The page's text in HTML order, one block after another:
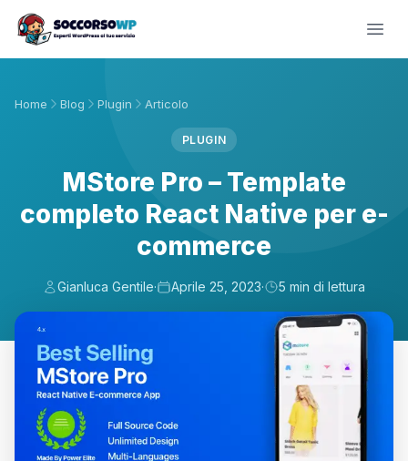
Home Blog Plugin Articolo
PLUGIN
MStore Pro – Template
completo React Native per e-
commerce
Gianluca Gentile· Aprile 25, 2023· 5 min di lettura